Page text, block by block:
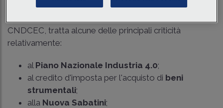
CNDCEC, tratta alcune delle principali criticità
relativamente:
al Piano Nazionale Industria 4.0;
al credito d'imposta per l'acquisto di beni
strumentali;
alla Nuova Sabatini;